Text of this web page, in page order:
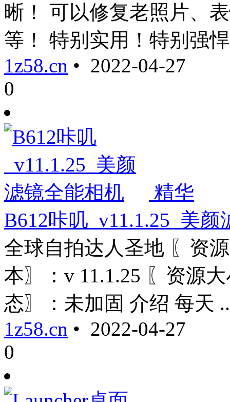
晰！ 可以修复老照片、
等！ 特别实用！特别强
1z58.cn • 2022-04-27
0
精华
B612咔叽_v11.1.25_美
全球自拍达人圣地 〖资
本〗：v 11.1.25 〖资源
态〗：未加固 介绍 每天
1z58.cn • 2022-04-27
0